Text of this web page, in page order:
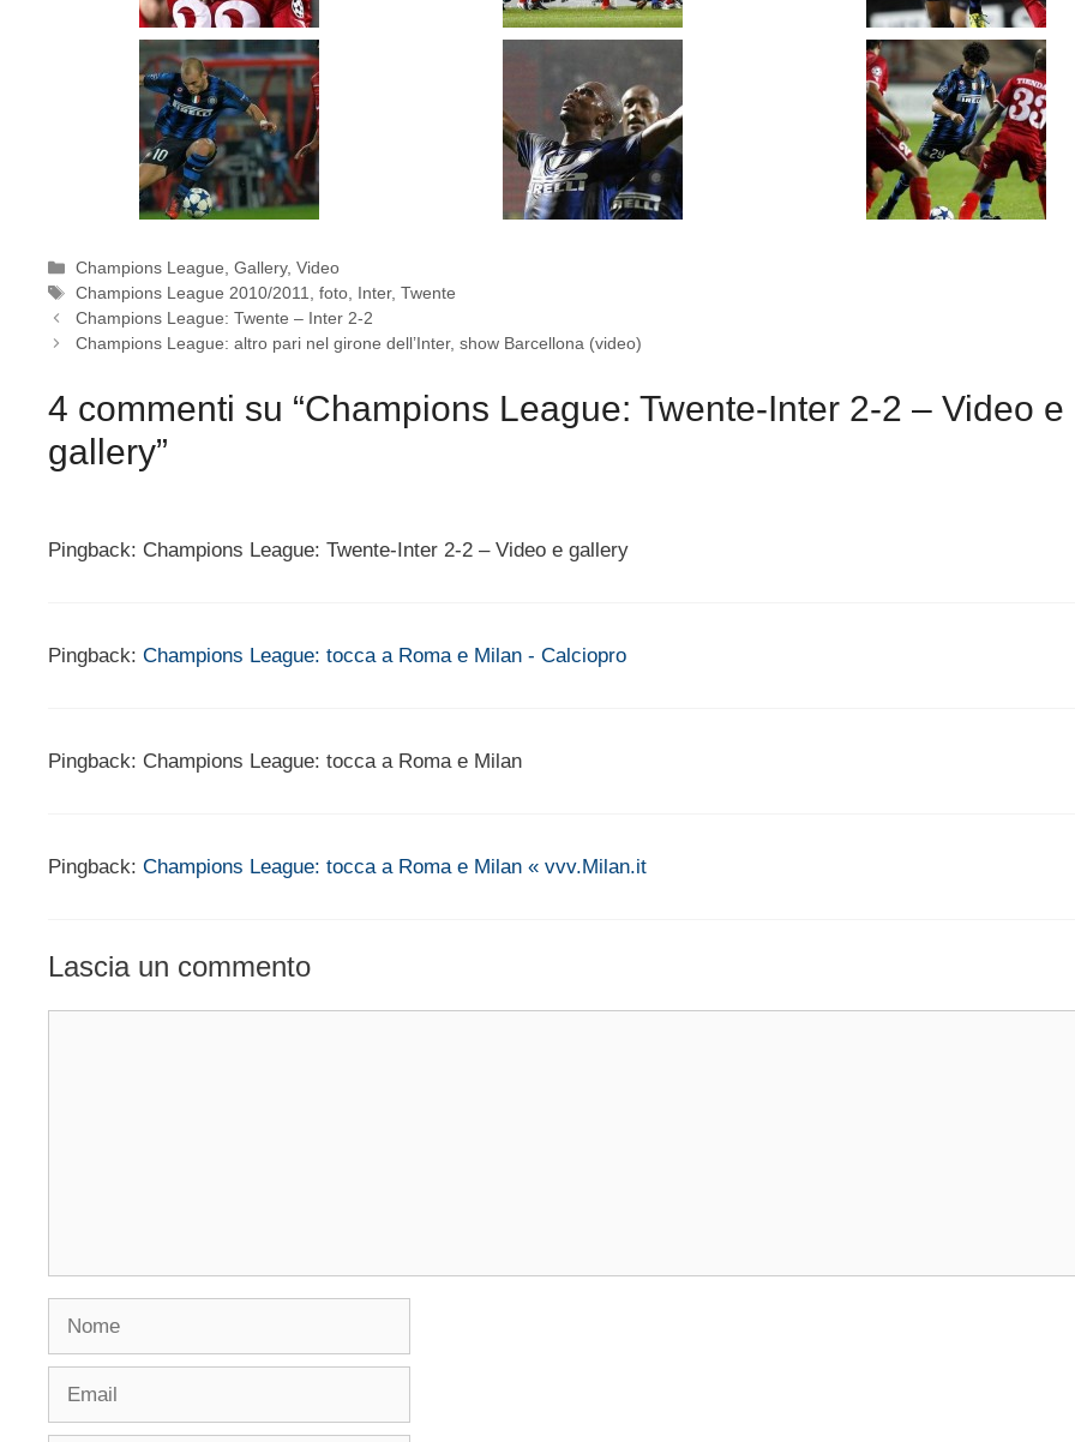
Categorie
Champions League,Gallery,Video
Tag
Champions League 2010/2011,foto, Inter,Twente
Champions League: Twente – Inter 2-2
Champions League: altro pari nel girone dell’Inter, show Barcellona (video)
4 commenti su “Champions League: Twente-Inter 2-2 – Video e
gallery”
Pingback: Champions League: Twente-Inter 2-2 – Video e gallery
Pingback: Champions League: tocca a Roma e Milan - Calciopro
Pingback: Champions League: tocca a Roma e Milan
Pingback: Champions League: tocca a Roma e Milan « vvv.Milan.it
Lascia un commento
Nome
Email